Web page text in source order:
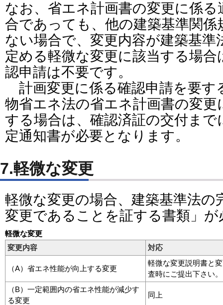
なお、省エネ計画書の変更に係
合であっても、他の建築基準関
ない場合で、変更内容が建築基準
定める軽微な変更に該当する場
認申請は不要です。
計画変更に係る確認申請を要す
物省エネ法の省エネ計画書の変更
する場合は、確認済証の交付まで
定通知書が必要となります。
7.軽微な変更
軽微な変更の場合、建築基準法の
変更であることを証する書類」
軽微な変更
変更内容
対応
（A）省エネ性能が向上する変更
軽微な変更説明書と
査時にご提出下さい。
（B）一定範囲内の省エネ性能が減少す
る変更
同上